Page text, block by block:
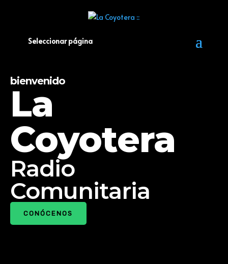
Seleccionar página
bienvenido
La
Coyotera
Radio
Comunitaria
CONÓCENOS